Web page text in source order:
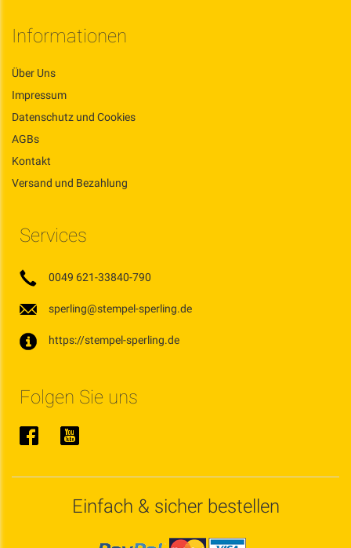
Informationen
Über Uns
Impressum
Datenschutz und Cookies
AGBs
Kontakt
Versand und Bezahlung
Services
0049 621-33840-790
sperling@stempel-sperling.de
https://stempel-sperling.de
Folgen Sie uns
Einfach & sicher bestellen